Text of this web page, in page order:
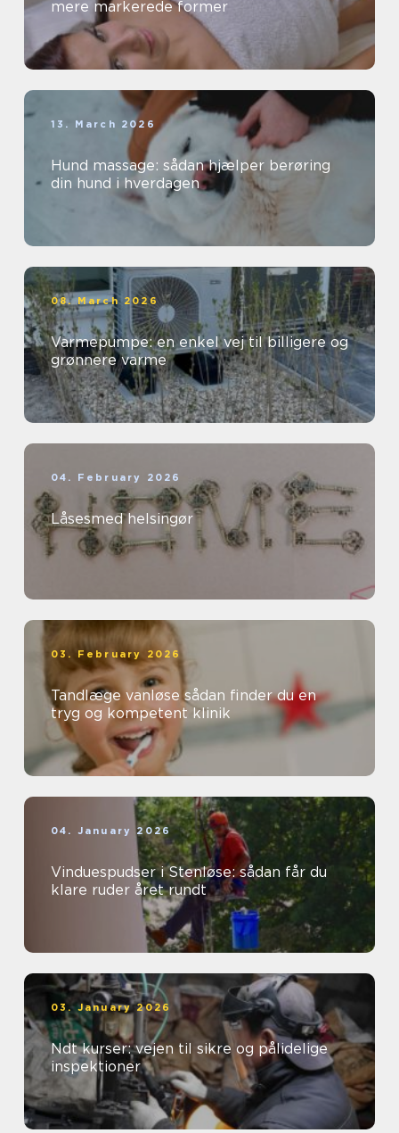
mere markerede former
13. March 2026
Hund massage: sådan hjælper berøring
din hund i hverdagen
08. March 2026
Varmepumpe: en enkel vej til billigere og
grønnere varme
04. February 2026
Låsesmed helsingør
03. February 2026
Tandlæge vanløse sådan finder du en
tryg og kompetent klinik
04. January 2026
Vinduespudser i Stenløse: sådan får du
klare ruder året rundt
03. January 2026
Ndt kurser: vejen til sikre og pålidelige
inspektioner